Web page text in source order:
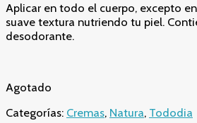
Aplicar en todo el cuerpo, excepto
suave textura nutriendo tu piel.
desodorante.
Agotado
Categorías: Cremas, Natura, Tododia